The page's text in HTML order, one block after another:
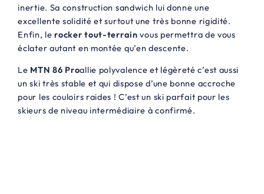
2
4
,
0
0
0
0
.
inertie. Sa construction sandwich lui donne une
excellente solidité et surtout une très bonne rigidité.
Enfin, lerocker tout-terrain vous permettra de vous
éclater autant en montée qu’en descente.
Le MTN 86 Proallie polyvalence et légèreté c’est aussi
un ski très stable et qui dispose d’une bonne accroche
pour les couloirs raides ! C’est un ski parfait pour les
skieurs de niveau intermédiaire à confirmé.